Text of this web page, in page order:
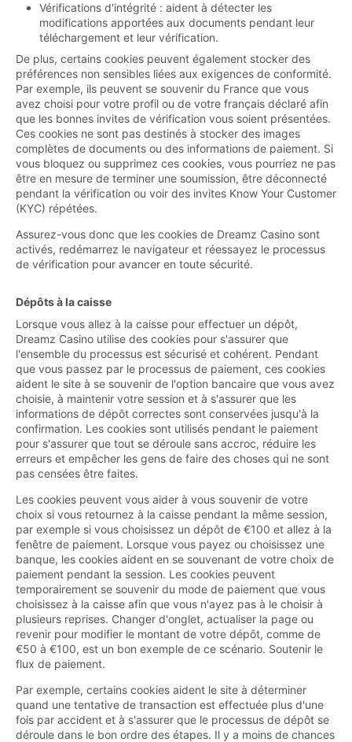
Vérifications d'intégrité : aident à détecter les
modifications apportées aux documents pendant leur
téléchargement et leur vérification.
De plus, certains cookies peuvent également stocker des
préférences non sensibles liées aux exigences de conformité.
Par exemple, ils peuvent se souvenir du France que vous
avez choisi pour votre profil ou de votre français déclaré afin
que les bonnes invites de vérification vous soient présentées.
Ces cookies ne sont pas destinés à stocker des images
complètes de documents ou des informations de paiement. Si
vous bloquez ou supprimez ces cookies, vous pourriez ne pas
être en mesure de terminer une soumission, être déconnecté
pendant la vérification ou voir des invites Know Your Customer
(KYC) répétées.
Assurez-vous donc que les cookies de Dreamz Casino sont
activés, redémarrez le navigateur et réessayez le processus
de vérification pour avancer en toute sécurité.
Dépôts à la caisse
Lorsque vous allez à la caisse pour effectuer un dépôt,
Dreamz Casino utilise des cookies pour s'assurer que
l'ensemble du processus est sécurisé et cohérent. Pendant
que vous passez par le processus de paiement, ces cookies
aident le site à se souvenir de l'option bancaire que vous avez
choisie, à maintenir votre session et à s'assurer que les
informations de dépôt correctes sont conservées jusqu'à la
confirmation. Les cookies sont utilisés pendant le paiement
pour s'assurer que tout se déroule sans accroc, réduire les
erreurs et empêcher les gens de faire des choses qui ne sont
pas censées être faites.
Les cookies peuvent vous aider à vous souvenir de votre
choix si vous retournez à la caisse pendant la même session,
par exemple si vous choisissez un dépôt de €100 et allez à la
fenêtre de paiement. Lorsque vous payez ou choisissez une
banque, les cookies aident en se souvenant de votre choix de
paiement pendant la session. Les cookies peuvent
temporairement se souvenir du mode de paiement que vous
choisissez à la caisse afin que vous n'ayez pas à le choisir à
plusieurs reprises. Changer d'onglet, actualiser la page ou
revenir pour modifier le montant de votre dépôt, comme de
€50 à €100, est un bon exemple de ce scénario. Soutenir le
flux de paiement.
Par exemple, certains cookies aident le site à déterminer
quand une tentative de transaction est effectuée plus d'une
fois par accident et à s'assurer que le processus de dépôt se
déroule dans le bon ordre des étapes. Il y a moins de chances